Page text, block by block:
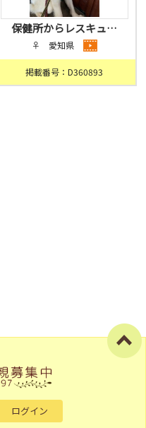
保健所からレスキュ…
♀ 愛知県
掲載番号：D360893
ログイン